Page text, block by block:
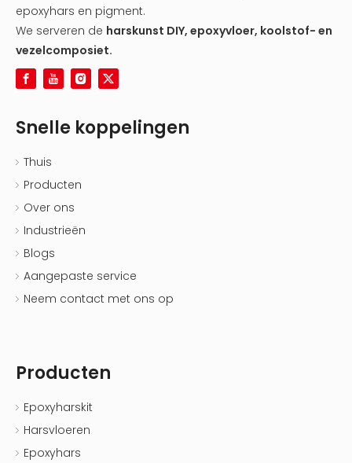
epoxyhars en pigment.
We serveren de harskunst DIY, epoxyvloer, koolstof- en
vezelcomposiet.
Snelle koppelingen
Thuis
Producten
Over ons
Industrieën
Blogs
Aangepaste service
Neem contact met ons op
Producten
Epoxyharskit
Harsvloeren
Epoxyhars